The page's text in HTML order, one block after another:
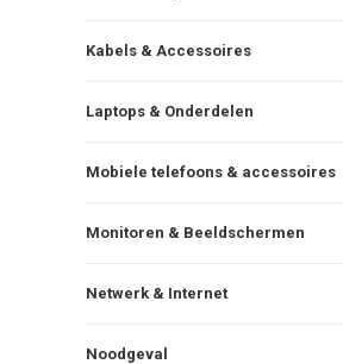
Kabels & Accessoires
Laptops & Onderdelen
Mobiele telefoons & accessoires
Monitoren & Beeldschermen
Netwerk & Internet
Noodgeval